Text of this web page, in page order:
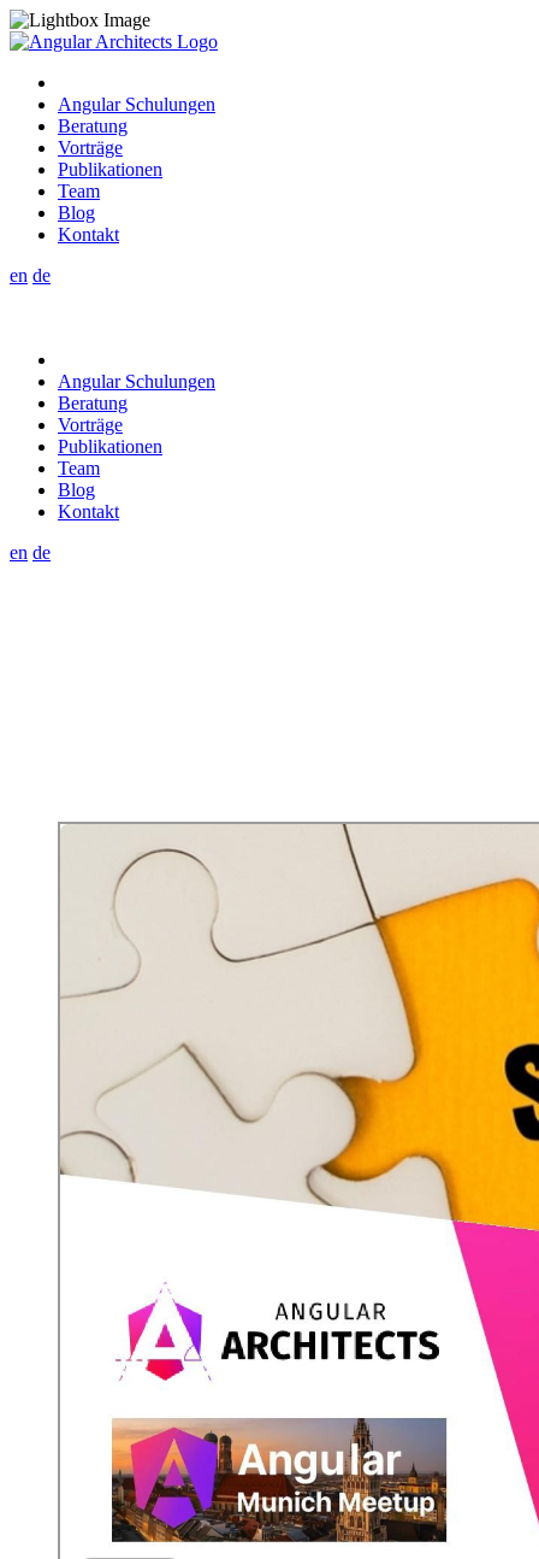
Angular Schulungen
Beratung
Vorträge
Publikationen
Team
Blog
Kontakt
en de
Angular Schulungen
Beratung
Vorträge
Publikationen
Team
Blog
Kontakt
en de